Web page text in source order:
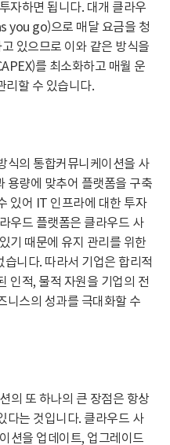
자하면 됩니다. 대개 클라우
you go)으로 매달 요금을 청
있으므로 이와 같은 방식을
를 최소화하고 매월 운
리할 수 있습니다.
식의 통합커뮤니케이션을 사
용량에 맞추어 플랫폼을 구축
있어 IT 인프라에 대한 투자
우드 플랫폼은 클라우드 사
기 때문에 유지 관리를 위한
니다. 따라서 기업은 합리적
인적, 물적 자원을 기업의 전
니스의 성과를 극대화할 수
의 또 하나의 큰 장점은 항상
다는 것입니다. 클라우드 사
션을 업데이트, 업그레이드